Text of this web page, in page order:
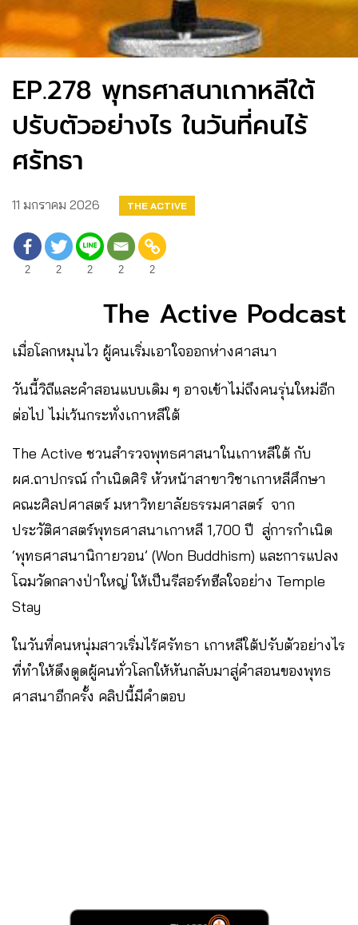
EP.278 พุทธศาสนาเกาหลีใต้
ปรับตัวอย่างไร ในวันที่คนไร้
ศรัทธา
11 มกราคม 2026 THE ACTIVE
2 2 2 2 2
The Active Podcast
เมื่อโลกหมุนไว ผู้คนเริ่มเอาใจออกห่างศาสนา
วันนี้วิถีและคำสอนแบบเดิม ๆ อาจเข้าไม่ถึงคนรุ่นใหม่อีก
ต่อไป ไม่เว้นกระทั่งเกาหลีใต้
The Active ชวนสำรวจพุทธศาสนาในเกาหลีใต้ กับ
ผศ.ถาปกรณ์ กำเนิดศิริ หัวหน้าสาขาวิชาเกาหลีศึกษา
คณะศิลปศาสตร์ มหาวิทยาลัยธรรมศาสตร์ จาก
ประวัติศาสตร์พุทธศาสนาเกาหลี 1,700 ปี สู่การกำเนิด
‘พุทธศาสนานิกายวอน’ (Won Buddhism) และการแปลง
โฉมวัดกลางป่าใหญ่ ให้เป็นรีสอร์ทฮีลใจอย่าง Temple
Stay
ในวันที่คนหนุ่มสาวเริ่มไร้ศรัทธา เกาหลีใต้ปรับตัวอย่างไร
ที่ทำให้ดึงดูดผู้คนทั่วโลกให้หันกลับมาสู่คำสอนของพุทธ
ศาสนาอีกครั้ง คลิปนี้มีคำตอบ